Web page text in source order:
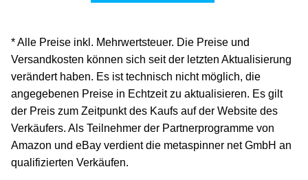
* Alle Preise inkl. Mehrwertsteuer. Die Preise und
Versandkosten können sich seit der letzten Aktualisierung
verändert haben. Es ist technisch nicht möglich, die
angegebenen Preise in Echtzeit zu aktualisieren. Es gilt
der Preis zum Zeitpunkt des Kaufs auf der Website des
Verkäufers. Als Teilnehmer der Partnerprogramme von
Amazon und eBay verdient die metaspinner net GmbH an
qualifizierten Verkäufen.